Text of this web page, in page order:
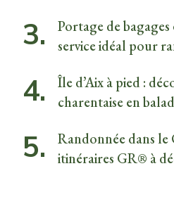
Portage de
service idéal pour
Île d’Aix à pied :
charentaise en
Randonnée dans
itinéraires GR® à